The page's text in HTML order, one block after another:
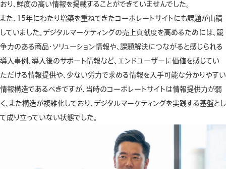
おり、鮮度の高い情報を掲載することができていませんでした。
また、15年にわたり増築を重ねてきたコーポレートサイトにも課題が山積
していました。デジタルマーケティングの売上貢献度を高めるためには、競
争力のある商品・ソリューション情報や、課題解決につながると感じられる
導入事例、導入後のサポート情報など、エンドユーザーに価値を感じてい
ただける情報提供や、少ない労力で求める情報を入手可能な分かりやすい
情報構造であるべきですが、当時のコーポレートサイトは情報提供力が弱
く、また構造が複雑化しており、デジタルマーケティングを実践する基盤とし
て成り立っていない状態でした。